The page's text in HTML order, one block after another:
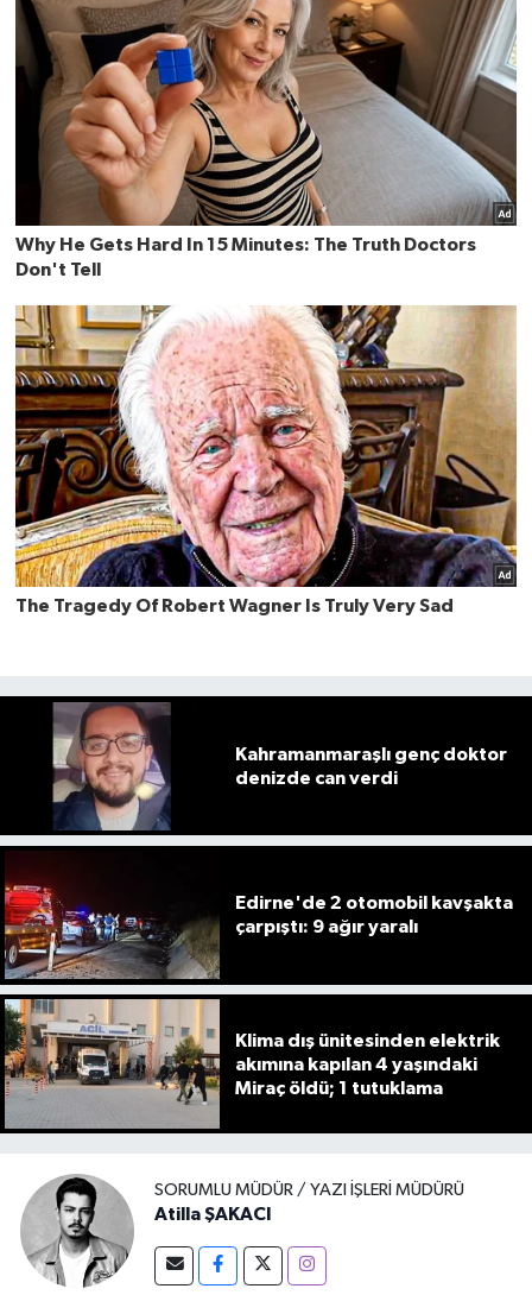
Kahramanmaraşlı genç doktor
denizde can verdi
Edirne'de 2 otomobil kavşakta
çarpıştı: 9 ağır yaralı
Klima dış ünitesinden elektrik
akımına kapılan 4 yaşındaki
Miraç öldü; 1 tutuklama
SORUMLU MÜDÜR / YAZI İŞLERI MÜDÜRÜ
Atilla ŞAKACI